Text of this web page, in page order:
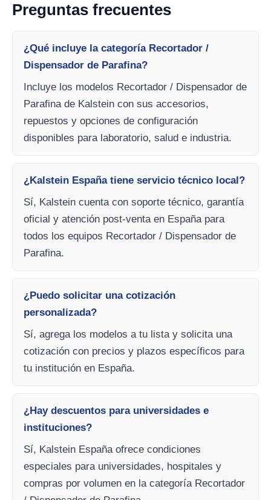
Preguntas frecuentes
¿Qué incluye la categoría Recortador /
Dispensador de Parafina?
Incluye los modelos Recortador / Dispensador de
Parafina de Kalstein con sus accesorios,
repuestos y opciones de configuración
disponibles para laboratorio, salud e industria.
¿Kalstein España tiene servicio técnico local?
Sí, Kalstein cuenta con soporte técnico, garantía
oficial y atención post-venta en España para
todos los equipos Recortador / Dispensador de
Parafina.
¿Puedo solicitar una cotización
personalizada?
Sí, agrega los modelos a tu lista y solicita una
cotización con precios y plazos específicos para
tu institución en España.
¿Hay descuentos para universidades e
instituciones?
Sí, Kalstein España ofrece condiciones
especiales para universidades, hospitales y
compras por volumen en la categoría Recortador